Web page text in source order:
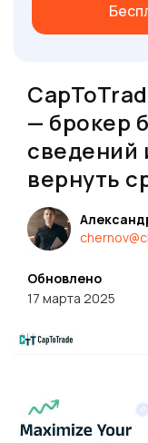
— брокер
сведений
вернуть
Обновлено
17 марта 2025